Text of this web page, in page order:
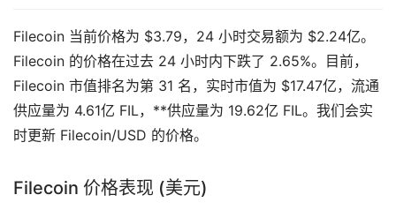
Filecoin 当前价格为 $3.79，24 小时交易额为 $2.24亿。
Filecoin 的价格在过去 24 小时内下跌了 2.65%。目前，
Filecoin 市值排名为第 31 名，实时市值为 $17.47亿，流通
供应量为 4.61亿 FIL，**供应量为 19.62亿 FIL。我们会实
时更新 Filecoin/USD 的价格。
Filecoin 价格表现 (美元)